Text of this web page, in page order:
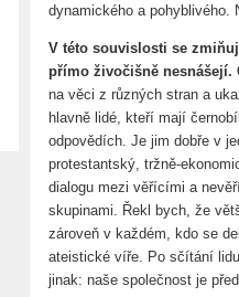
dynamického a pohyblivého.
V této souvislosti se
přímo živočišně nesnášejí.
na věci z různých stran a
hlavně lidé, kteří mají
odpovědích. Je jim dobře v
protestantský, tržně-
dialogu mezi věřícími a
skupinami. Řekl bych, že
zároveň v každém, kdo se
ateistické víře. Po sčítání
jinak: naše společnost je